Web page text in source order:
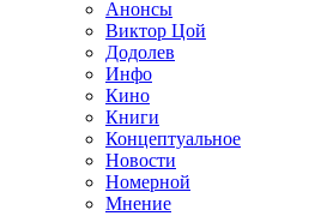
Анонсы
Виктор Цой
Додолев
Инфо
Кино
Книги
Концептуальное
Новости
Номерной
Мнение